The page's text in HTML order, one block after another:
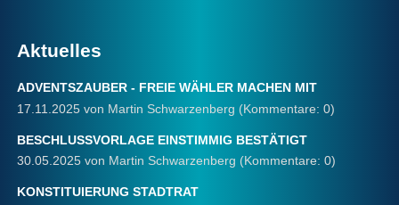
Aktuelles
ADVENTSZAUBER - FREIE WÄHLER MACHEN MIT
17.11.2025 von Martin Schwarzenberg (Kommentare: 0)
BESCHLUSSVORLAGE EINSTIMMIG BESTÄTIGT
30.05.2025 von Martin Schwarzenberg (Kommentare: 0)
KONSTITUIERUNG STADTRAT